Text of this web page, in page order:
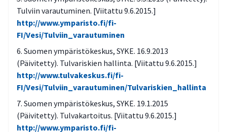
Tulviin varautuminen. [Viitattu 9.6.2015.]
http://www.ymparisto.fi/fi-
FI/Vesi/Tulviin_varautuminen
Suomen ympäristökeskus, SYKE. 16.9.2013
(Päivitetty). Tulvariskien hallinta. [Viitattu 9.6.2015.]
http://www.tulvakeskus.fi/fi-
FI/Vesi/Tulviin_varautuminen/Tulvariskien_hallinta
Suomen ympäristökeskus, SYKE. 19.1.2015
(Päivitetty). Tulvakartoitus. [Viitattu 9.6.2015.]
http://www.ymparisto.fi/fi-